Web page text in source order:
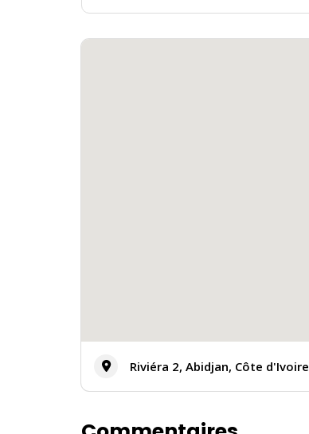
Riviéra 2, Abidjan, Côte d'Ivoire